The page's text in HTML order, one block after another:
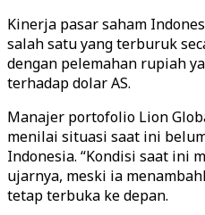
Kinerja pasar saham
salah satu yang terburuk
dengan pelemahan rupiah
terhadap dolar AS.
Manajer portofolio Lion
menilai situasi saat ini
Indonesia. “Kondisi saat ini
ujarnya, meski ia
tetap terbuka ke depan.